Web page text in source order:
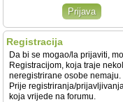
Registracija
Da bi se mogao/la prijaviti,
Registracijom, koja traje
neregistrirane osobe nemaju.
Prije registriranja/
koja vrijede na forumu.